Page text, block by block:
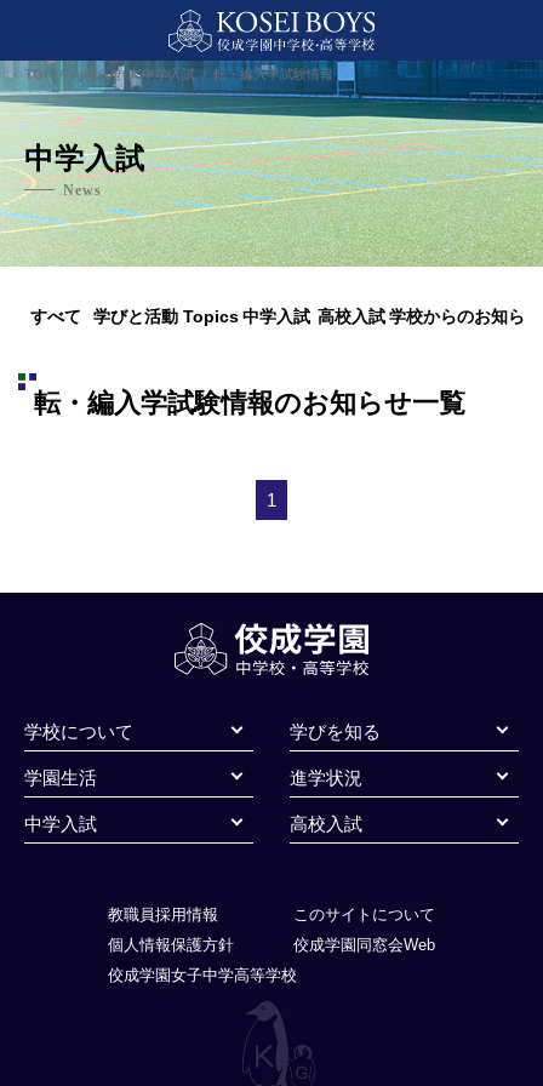
TOP お知らせ 中学入試 転・編入学試験情報
中学入試
News
すべて 学びと活動 Topics中学入試 高校入試学校からのお知らせ
転・編入学試験情報のお知らせ一覧
1
学校について 学びを知る
学園生活 進学状況
中学入試 高校入試
教職員採用情報
このサイトについて
個人情報保護方針
佼成学園同窓会Web
佼成学園女子中学高等学校